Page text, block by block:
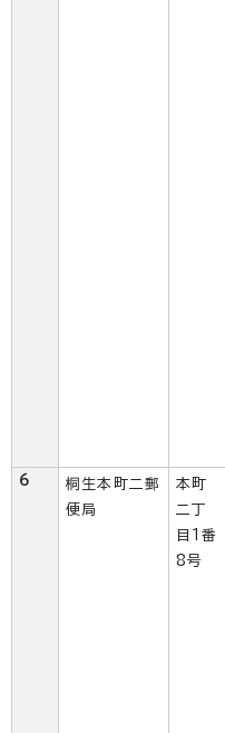
6
桐生本町二郵
便局
本町
二丁
目1番
8号